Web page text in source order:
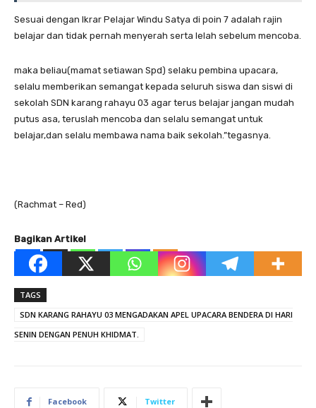
Sesuai dengan Ikrar Pelajar Windu Satya di poin 7 adalah rajin
belajar dan tidak pernah menyerah serta lelah sebelum mencoba.
maka beliau(mamat setiawan Spd) selaku pembina upacara,
selalu memberikan semangat kepada seluruh siswa dan siswi di
sekolah SDN karang rahayu 03 agar terus belajar jangan mudah
putus asa, teruslah mencoba dan selalu semangat untuk
belajar,dan selalu membawa nama baik sekolah.”tegasnya.
(Rachmat – Red)
Bagikan Artikel
TAGS
SDN KARANG RAHAYU 03 MENGADAKAN APEL UPACARA BENDERA DI HARI
SENIN DENGAN PENUH KHIDMAT.
Facebook Twitter